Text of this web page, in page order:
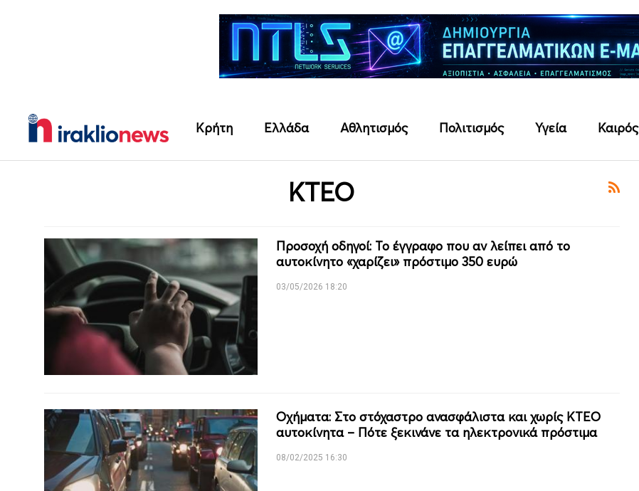
Κρήτη Ελλάδα Αθλητισμός Πολιτισμός Υγεία Καιρός
ΚΤΕΟ
Προσοχή οδηγοί: Το έγγραφο που αν λείπει από το
αυτοκίνητο «χαρίζει» πρόστιμο 350 ευρώ
03/05/2026 18:20
Οχήματα: Στο στόχαστρο ανασφάλιστα και χωρίς ΚΤΕΟ
αυτοκίνητα – Πότε ξεκινάνε τα ηλεκτρονικά πρόστιμα
08/02/2025 16:30